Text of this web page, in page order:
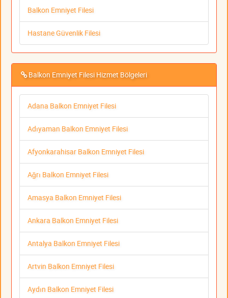
Balkon Emniyet Filesi
Hastane Güvenlik Filesi
Balkon Emniyet Filesi Hizmet Bölgeleri
Adana Balkon Emniyet Filesi
Adıyaman Balkon Emniyet Filesi
Afyonkarahisar Balkon Emniyet Filesi
Ağrı Balkon Emniyet Filesi
Amasya Balkon Emniyet Filesi
Ankara Balkon Emniyet Filesi
Antalya Balkon Emniyet Filesi
Artvin Balkon Emniyet Filesi
Aydın Balkon Emniyet Filesi